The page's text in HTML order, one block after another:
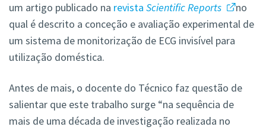
um artigo publicado na revista Scientific Reports
no
qual é descrito a conceção e avaliação experimental de
um sistema de monitorização de ECG invisível para
utilização doméstica.
Antes de mais, o docente do Técnico faz questão de
salientar que este trabalho surge “na sequência de
mais de uma década de investigação realizada no